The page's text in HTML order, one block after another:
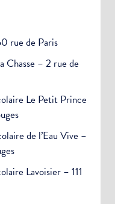
rue de Paris
Chasse – 2 rue de
Le Petit Prince
de l’Eau Vive –
Lavoisier – 111